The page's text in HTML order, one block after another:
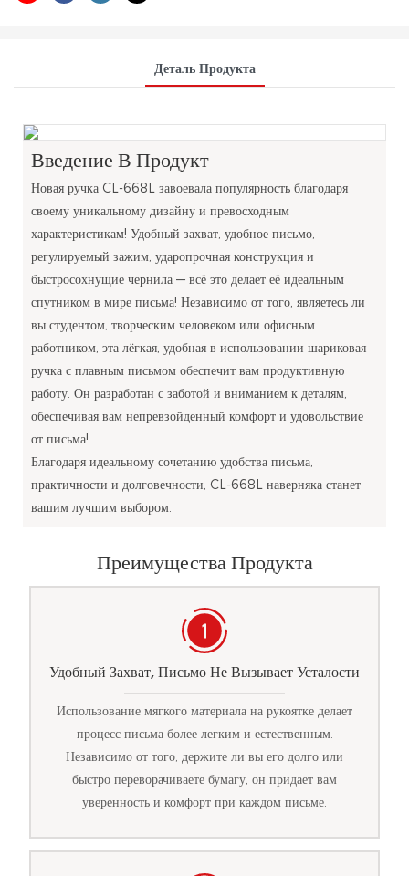
Деталь Продукта
Введение В Продукт
Новая ручка CL-668L завоевала популярность благодаря
своему уникальному дизайну и превосходным
характеристикам! Удобный захват, удобное письмо,
регулируемый зажим, ударопрочная конструкция и
быстросохнущие чернила — всё это делает её идеальным
спутником в мире письма! Независимо от того, являетесь ли
вы студентом, творческим человеком или офисным
работником, эта лёгкая, удобная в использовании шариковая
ручка с плавным письмом обеспечит вам продуктивную
работу. Он разработан с заботой и вниманием к деталям,
обеспечивая вам непревзойденный комфорт и удовольствие
от письма!
Благодаря идеальному сочетанию удобства письма,
практичности и долговечности, CL-668L наверняка станет
вашим лучшим выбором.
Преимущества Продукта
Удобный Захват, Письмо Не Вызывает Усталости
Использование мягкого материала на рукоятке делает
процесс письма более легким и естественным.
Независимо от того, держите ли вы его долго или
быстро переворачиваете бумагу, он придает вам
уверенность и комфорт при каждом письме.